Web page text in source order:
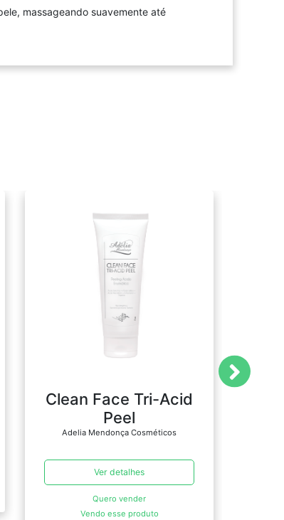
massageando suavemente até
Clean Face Tri-Acid
Peel
Adelia Mendonça Cosméticos
Ver detalhes
Quero vender
Vendo esse produto